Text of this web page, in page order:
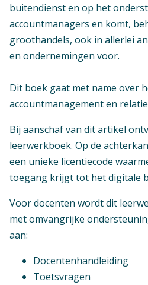
Context
Mbo: Commercie
Vak
Praktijkvak
Opleiding /
Mbo - Handel en
(Nieuw: KD 2023)
Verschijningsvorm
E+Boek
buitendienst en op het
accountmanagers en komt,
groothandels, ook in allerlei
en ondernemingen voor.
Dit boek gaat met name over
accountmanagement en
Bij aanschaf van dit artikel
leerwerkboek. Op de
een unieke licentiecode
toegang krijgt tot het digitale
Voor docenten wordt dit
met omvangrijke
aan:
Docentenhandleiding
Toetsvragen